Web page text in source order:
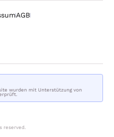
AGB
wurden mit Unterstützung von
reserved.